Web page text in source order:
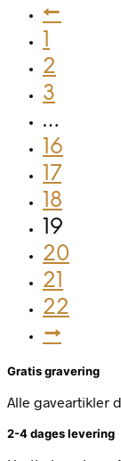
←
2
3
…
16
17
18
19
20
21
22
→
Gratis gravering
Alle gaveartikler
2-4 dages levering